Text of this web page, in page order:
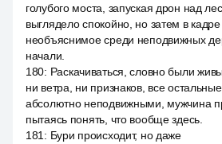
голубого моста, запуская дрон над
выглядело спокойно, но затем в
необъяснимое среди неподвижных
начали.
180: Раскачиваться, словно были
ни ветра, ни признаков, все
абсолютно неподвижными, мужчина
пытаясь понять, что вообще здесь.
181 : Бури происходит, но даже